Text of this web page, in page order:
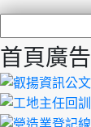
首頁廣告